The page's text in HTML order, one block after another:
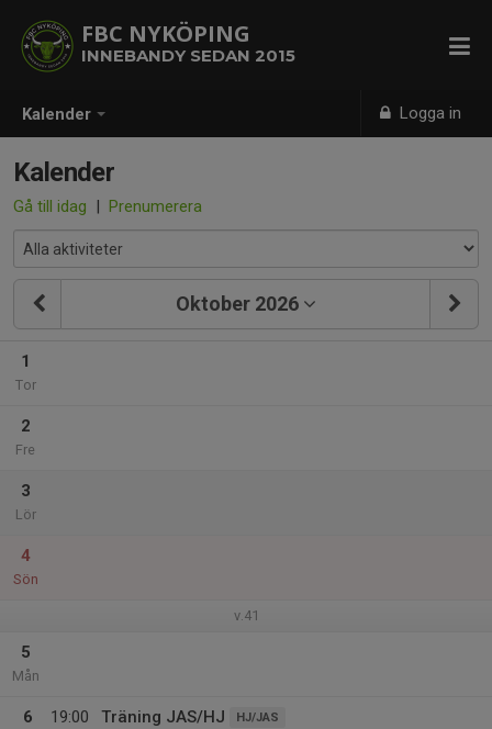
Kalender Logga in
FBC NYKÖPING
INNEBANDY SEDAN 2015
Kalender
Gå till idag | Prenumerera
Oktober 2026
1
Tor
2
Fre
3
Lör
4
Sön
v.41
5
Mån
6
19:00
Träning JAS/HJ HJ/JAS